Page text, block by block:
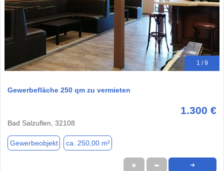
1 / 9
Gewerbefläche 250 qm zu vermieten
1.300 €
Bad Salzuflen, 32108
Gewerbeobjekt ca. 250,00 m²
★ ➦ ➜